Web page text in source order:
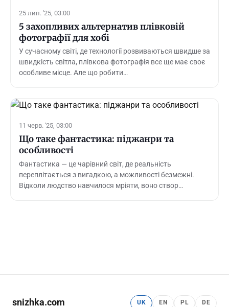
25 лип. '25, 03:00
5 захопливих альтернатив плівковій
фотографії для хобі
У сучасному світі, де технології розвиваються швидше за
швидкість світла, плівкова фотографія все ще має своє
особливе місце. Але що робити…
11 черв. '25, 03:00
Що таке фантастика: піджанри та
особливості
Фантастика — це чарівний світ, де реальність
переплітається з вигадкою, а можливості безмежні.
Відколи людство навчилося мріяти, воно створ…
snizhka.com UK EN PL DE